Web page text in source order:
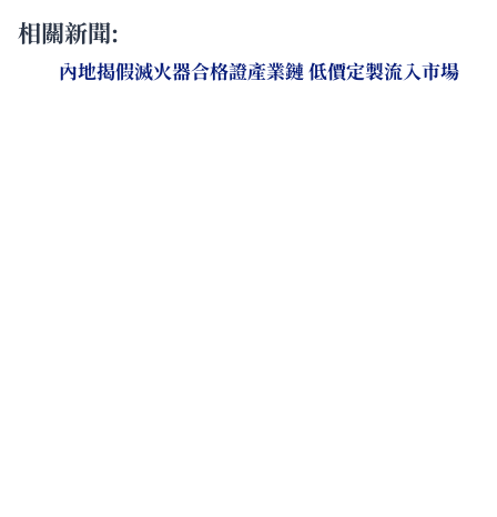
相關新聞:
內地揭假滅火器合格證產業鏈 低價定製流入市場